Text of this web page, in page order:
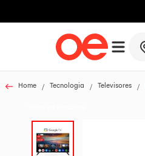
Home Tecnologia Televisores